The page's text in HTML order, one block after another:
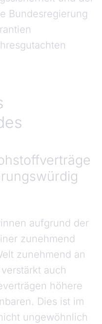
Bundesregierung
aufgrund der
zunehmend
zunehmend an
auch
höhere
Dies ist im
ungewöhnlich